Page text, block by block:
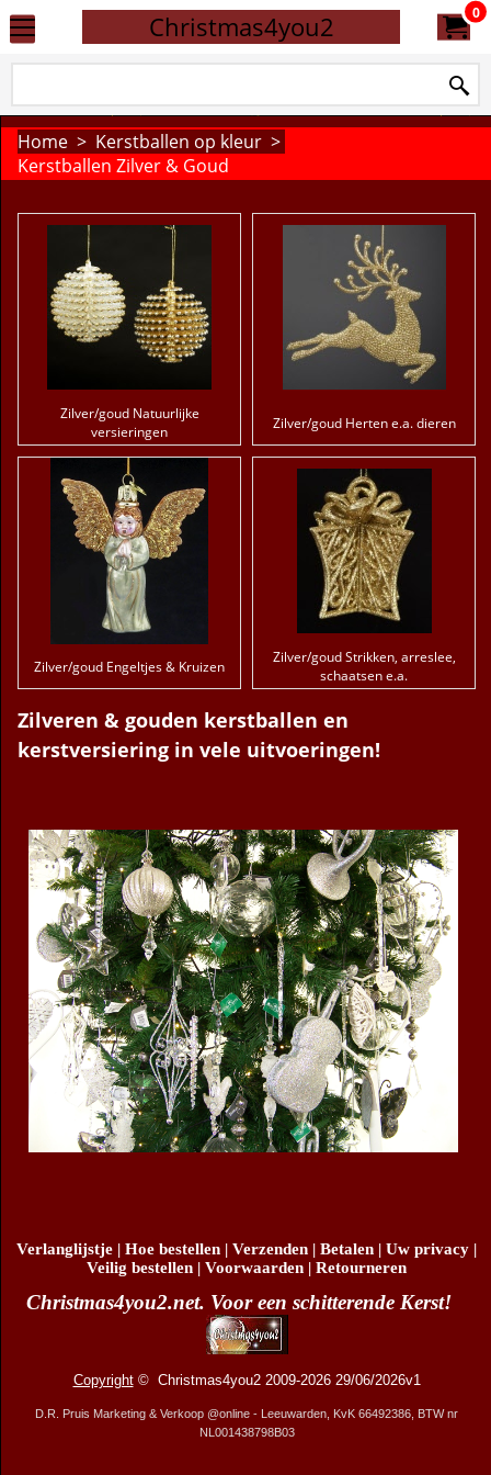
Christmas4you2 0
Home > Kerstballen op kleur >
Kerstballen Zilver & Goud
Zilver/goud Natuurlijke
versieringen
Zilver/goud Herten e.a. dieren
Zilver/goud Engeltjes & Kruizen
Zilver/goud Strikken, arreslee,
schaatsen e.a.
Zilveren & gouden kerstballen en
kerstversiering in vele uitvoeringen!
Verlanglijstje | Hoe bestellen | Verzenden | Betalen | Uw privacy |
Veilig bestellen | Voorwaarden | Retourneren
Christmas4you2.net. Voor een schitterende Kerst!
Copyright© Christmas4you2 2009-2026 29/06/2026v1
D.R. Pruis Marketing & Verkoop @online - Leeuwarden, KvK 66492386, BTW nr
NL001438798B03